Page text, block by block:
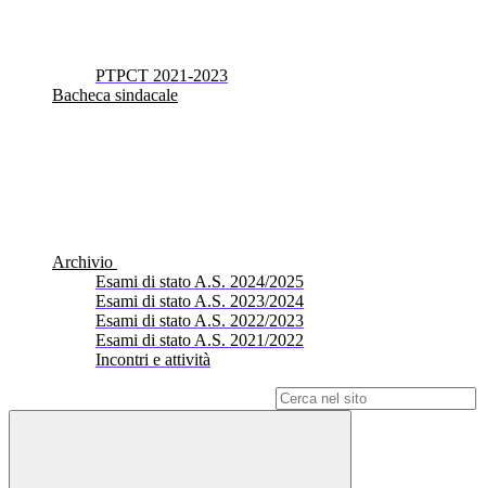
PTPCT 2021-2023
Bacheca sindacale
Archivio
Esami di stato A.S. 2024/2025
Esami di stato A.S. 2023/2024
Esami di stato A.S. 2022/2023
Esami di stato A.S. 2021/2022
Incontri e attività